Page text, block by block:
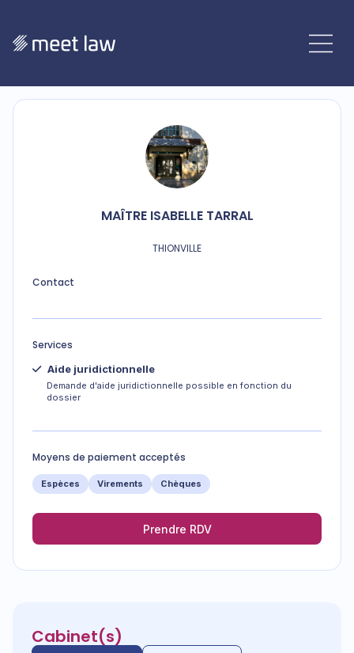
MAÎTRE ISABELLE TARRAL
THIONVILLE
Contact
Services
Aide juridictionnelle
Demande d'aide juridictionnelle possible en fonction du
dossier
Moyens de paiement acceptés
Espèces Virements Chèques
Prendre RDV
Cabinet(s)